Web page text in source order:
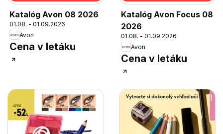
Katalóg Avon 08 2026
01.08. - 01.09.2026
Avon
Cena v letáku
Katalóg Avon Focus 08
2026
01.08. - 01.09.2026
Avon
Cena v letáku